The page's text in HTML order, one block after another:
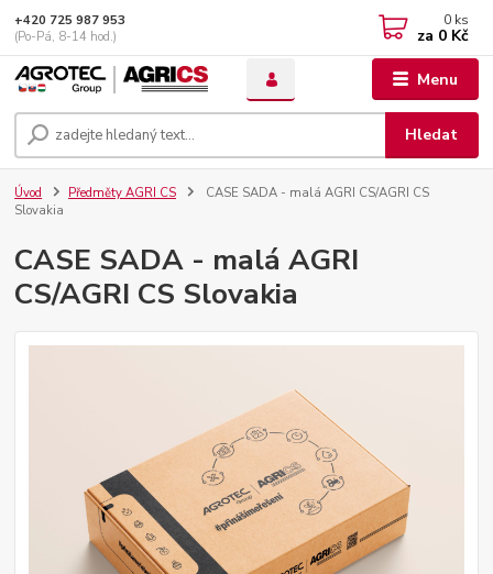
Menu
Hledat
+420 725 987 953
(Po-Pá, 8-14 hod.)
0 ks
za 0 Kč
Úvod Předměty AGRI CS
CASE SADA - malá AGRI CS/AGRI CS
Slovakia
CASE SADA - malá AGRI
CS/AGRI CS Slovakia